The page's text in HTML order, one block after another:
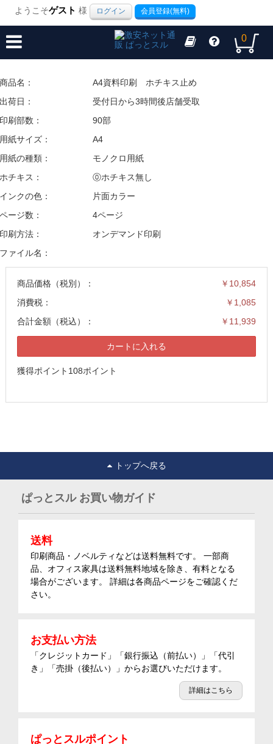
ようこそゲスト 様 ログイン 会員登録(無料)
0
品名：
A4資料印刷 ホチキス止め
荷日：
受付日から3時間後店舗受取
刷部数：
90部
紙サイズ：
A4
紙の種類：
モノクロ用紙
チキス：
⓪ホチキス無し
ンクの色：
片面カラー
ージ数：
4ページ
刷方法：
オンデマンド印刷
ァイル名：
商品価格（税別）：
￥10,854
消費税：
￥1,085
合計金額（税込）：
￥11,939
カートに入れる
獲得ポイント108ポイント
トップへ戻る
ぱっとスル お買い物ガイド
送料
印刷商品・ノベルティなどは送料無料です。 一部商
品、オフィス家具は送料無料地域を除き、有料となる
場合がございます。 詳細は各商品ページをご確認くだ
さい。
お支払い方法
「クレジットカード」「銀行振込（前払い）」「代引
き」「売掛（後払い）」からお選びいただけます。
詳細はこちら
ぱっとスルポイント